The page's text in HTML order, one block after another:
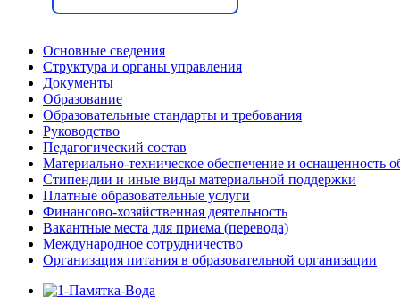
Основные сведения
Структура и органы управления
Документы
Образование
Образовательные стандарты и требования
Руководство
Педагогический состав
Материально-техническое обеспечение и оснащенность
Стипендии и иные виды материальной поддержки
Платные образовательные услуги
Финансово-хозяйственная деятельность
Вакантные места для приема (перевода)
Международное сотрудничество
Организация питания в образовательной организации